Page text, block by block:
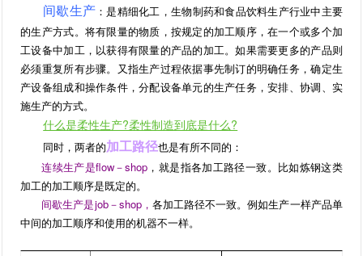
间歇生产 ：是精细化工，生物制药和食品饮料生产行业中主要
的生产方式。将有限量的物质，按规定的加工顺序，在一个或多个加
工设备中加工，以获得有限量的产品的加工。如果需要更多的产品则
必须重复所有步骤。又指生产过程依据事先制订的明确任务，确定生
产设备组成和操作条件，分配设备单元的生产任务，安排、协调、实
施生产的方式。
什么是柔性生产?柔性制造到底是什么?
同时，两者的加工路径也是有所不同的：
连续生产是flow－shop ，就是指各加工路径一致。比如炼钢这类
加工的加工顺序是既定的。
间歇生产是job－shop， 各加工路径不一致。例如生产一样产品单
中间的加工顺序和使用的机器不一样。